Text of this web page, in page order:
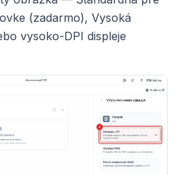
(zadarmo), Vysoká
vysoko-DPI displeje